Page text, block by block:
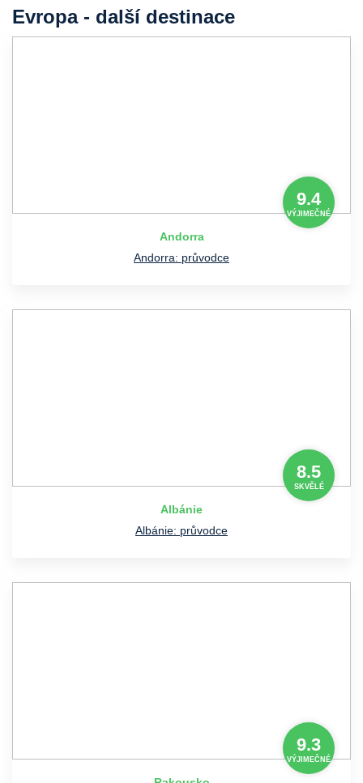
Evropa - další destinace
9.4
VÝJIMEČNÉ
Andorra
Andorra: průvodce
8.5
SKVĚLÉ
Albánie
Albánie: průvodce
9.3
VÝJIMEČNÉ